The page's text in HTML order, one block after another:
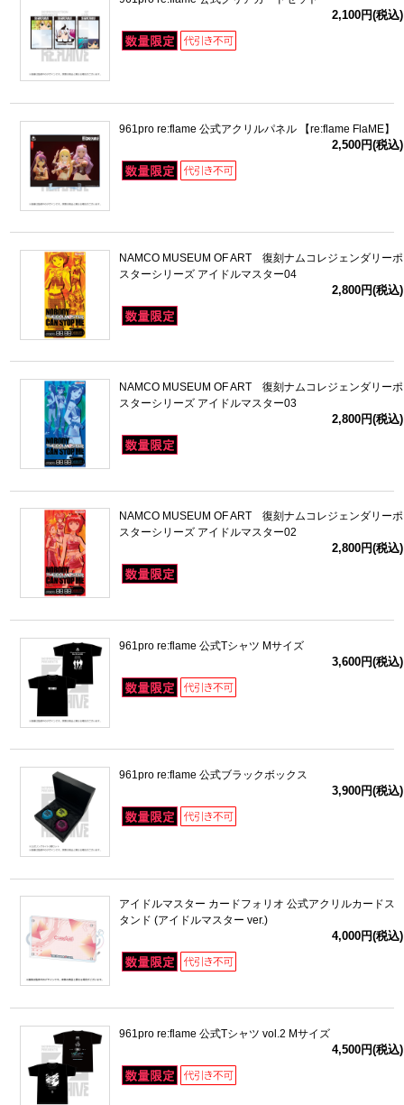
2,100円(税込)
961pro re:flame 公式アクリルパネル 【re:flame FlaME】
2,500円(税込)
NAMCO MUSEUM OF ART 復刻ナムコレジェンダリーポ
スターシリーズ アイドルマスター04
2,800円(税込)
NAMCO MUSEUM OF ART 復刻ナムコレジェンダリーポ
スターシリーズ アイドルマスター03
2,800円(税込)
NAMCO MUSEUM OF ART 復刻ナムコレジェンダリーポ
スターシリーズ アイドルマスター02
2,800円(税込)
961pro re:flame 公式Tシャツ Mサイズ
3,600円(税込)
961pro re:flame 公式ブラックボックス
3,900円(税込)
アイドルマスター カードフォリオ 公式アクリルカードス
タンド (アイドルマスター ver.)
4,000円(税込)
961pro re:flame 公式Tシャツ vol.2 Mサイズ
4,500円(税込)